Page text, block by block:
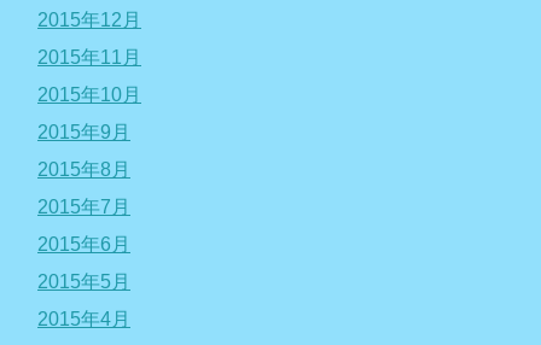
2015年12月
2015年11月
2015年10月
2015年9月
2015年8月
2015年7月
2015年6月
2015年5月
2015年4月